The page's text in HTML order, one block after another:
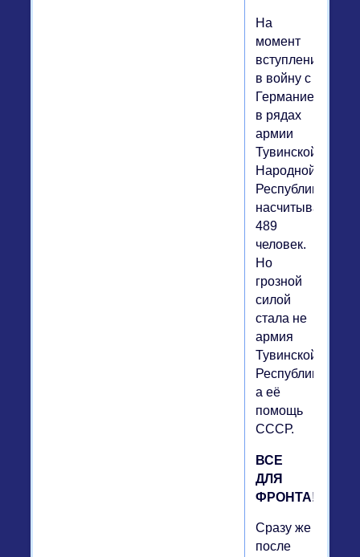
На
момент
вступления
в войну с
Германией
в рядах
армии
Тувинской
Народной
Республики
насчитывалось
489
человек.
Но
грозной
силой
стала не
армия
Тувинской
Республики,
а её
помощь
СССР.
ВСЕ
ДЛЯ
ФРОНТА!
Сразу же
после